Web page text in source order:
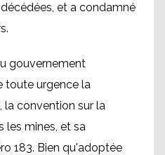
et a condamné
gouvernement
toute urgence la
la convention sur la
les mines, et sa
183. Bien qu'adoptée